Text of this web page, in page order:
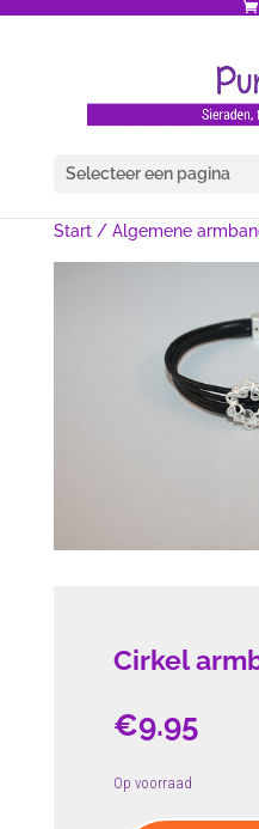
Selecteer een pagina
Start/ Algemene
Cirkel
€9.95
Op voorraad
Cirkel